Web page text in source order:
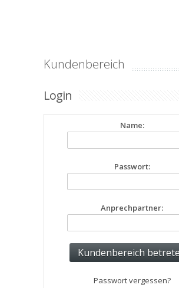
Kundenbereich
Login
Name:
Passwort:
Anprechpartner:
Passwort vergessen?